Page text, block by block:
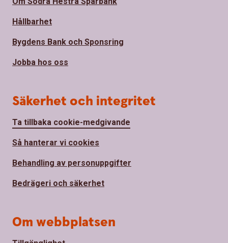
Hållbarhet
Bygdens Bank och Sponsring
Jobba hos oss
Säkerhet och integritet
Ta tillbaka cookie-medgivande
Så hanterar vi cookies
Behandling av personuppgifter
Bedrägeri och säkerhet
Om webbplatsen